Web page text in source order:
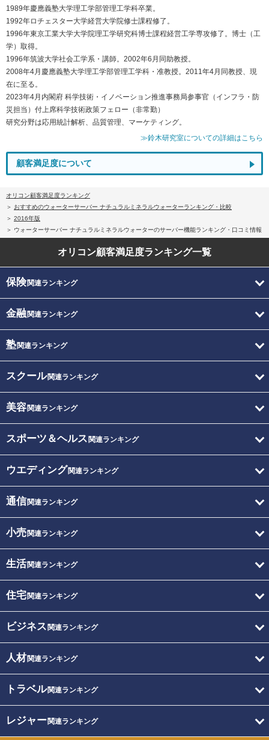
1989年慶應義塾大学理工学部管理工学科卒業。
1992年ロチェスター大学経営大学院修士課程修了。
1996年東京工業大学大学院理工学研究科博士課程経営工学専攻修了。博士（工
学）取得。
1996年筑波大学社会工学系・講師。2002年6月同助教授。
2008年4月慶應義塾大学理工学部管理工学科・准教授。2011年4月同教授、現
在に至る。
2023年4月内閣府 科学技術・イノベーション推進事務局参事官（インフラ・防
災担当）付上席科学技術政策フェロー（非常勤）
研究分野は応用統計解析、品質管理、マーケティング。
≫鈴木研究室についての詳細はこちら
顧客満足度について
オリコン顧客満足度ランキング
おすすめのウォーターサーバー ナチュラルミネラルウォーターランキング・比較
2016年版
ウォーターサーバー ナチュラルミネラルウォーターのサーバー機能ランキング・口コミ情報
オリコン顧客満足度ランキング一覧
保険関連ランキング
金融関連ランキング
塾関連ランキング
スクール関連ランキング
美容関連ランキング
スポーツ＆ヘルス 関連ランキング
ウエディング関連ランキング
通信関連ランキング
小売関連ランキング
生活関連ランキング
住宅関連ランキング
ビジネス 関連ランキング
人材関連ランキング
トラベル関連ランキング
レジャー関連ランキング